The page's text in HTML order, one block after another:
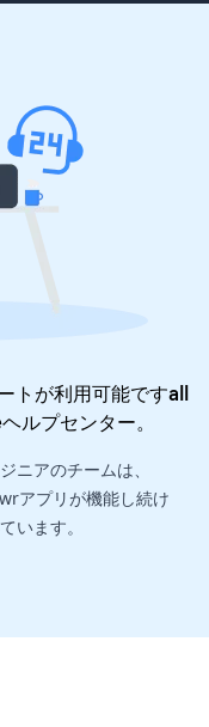
が利用可能ですall
ヘルプセンター。
ニアのチームは、
アプリが機能し続け
います。